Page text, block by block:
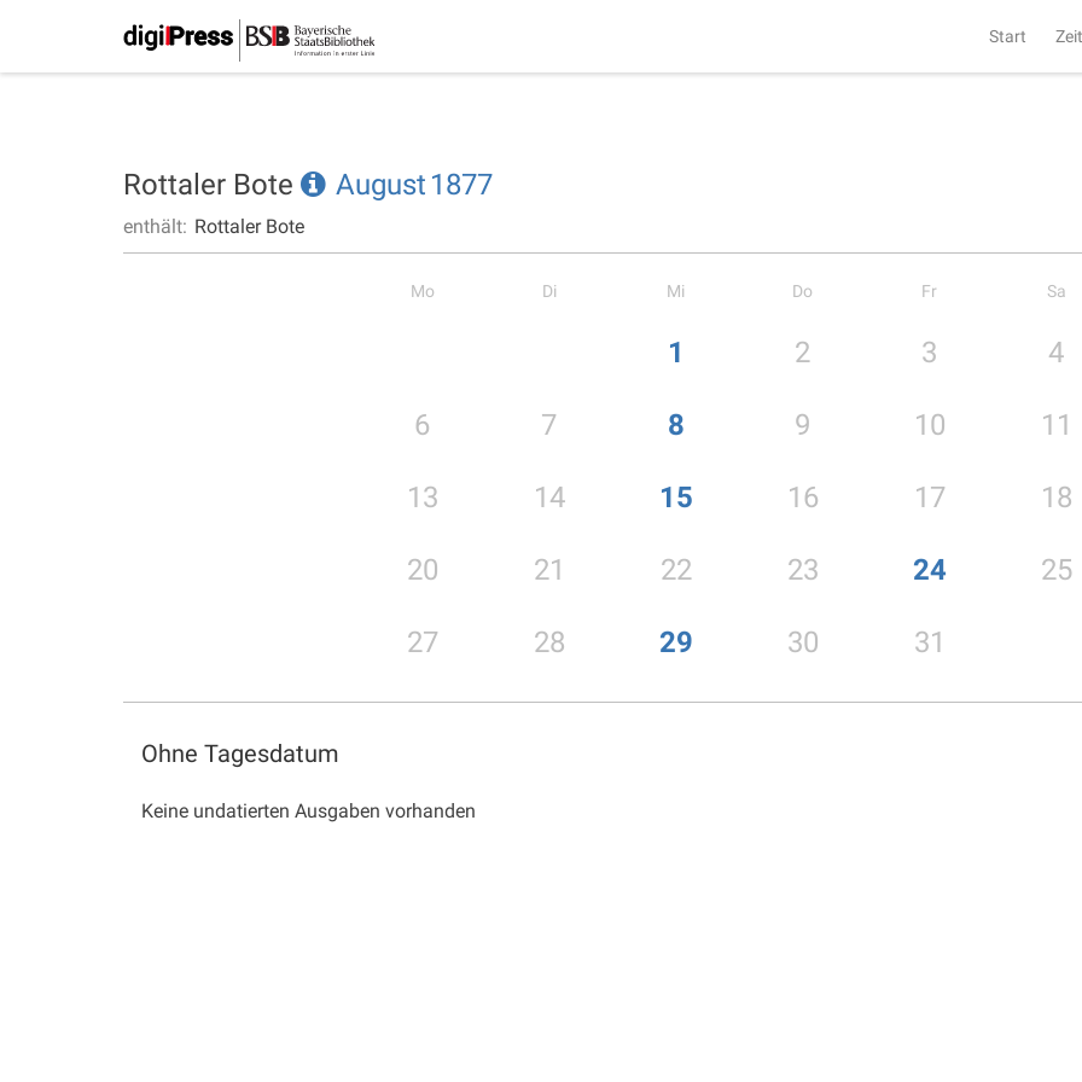
Start
Rottaler Bote August 1877
enthält: Rottaler Bote
Mo Di Mi Do Fr Sa
1 2 3 4
6 7 8 9 10 11
13 14 15 16 17 18
20 21 22 23 24 25
27 28 29 30 31
Ohne Tagesdatum
Keine undatierten Ausgaben vorhanden